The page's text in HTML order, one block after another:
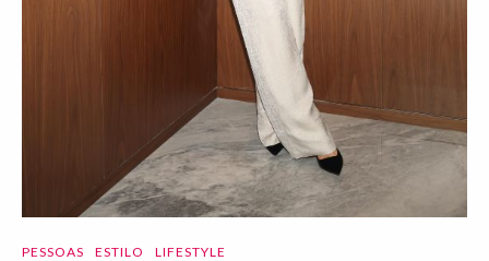
PESSOAS ESTILO LIFESTYLE